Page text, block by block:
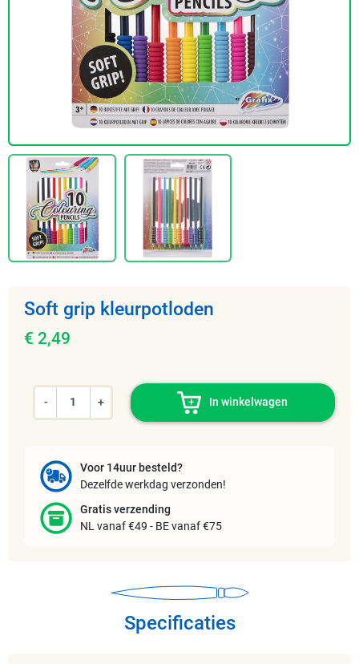
Soft grip kleurpotloden
€ 2,49
- + In winkelwagen
Voor 14uur besteld?
Dezelfde werkdag verzonden!
Gratis verzending
NL vanaf €49 - BE vanaf €75
Specificaties